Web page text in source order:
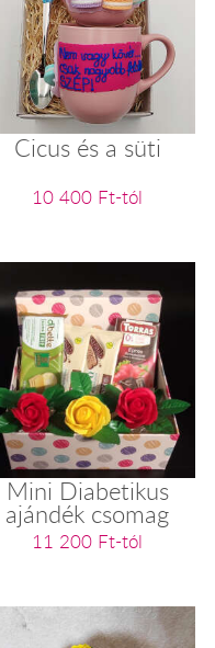
Cicus és a süti
10 400 Ft-tól
Mini Diabetikus
ajándék csomag
11 200 Ft-tól